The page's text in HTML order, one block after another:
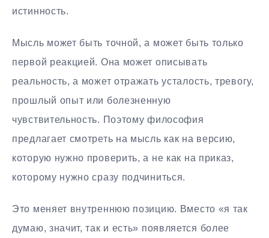
истинность.
Мысль может быть точной, а может быть только
первой реакцией. Она может описывать
реальность, а может отражать усталость, тревогу,
прошлый опыт или болезненную
чувствительность. Поэтому философия
предлагает смотреть на мысль как на версию,
которую нужно проверить, а не как на приказ,
которому нужно сразу подчиниться.
Это меняет внутреннюю позицию. Вместо «я так
думаю, значит, так и есть» появляется более